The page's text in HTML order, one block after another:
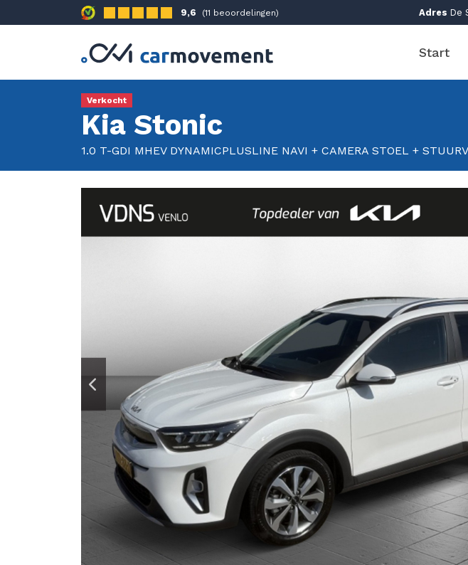
9,6 (11 beoordelingen) Adres De
Start
Verkocht
Kia Stonic
1.0 T-GDI MHEV DYNAMICPLUSLINE NAVI + CAMERA STOEL +